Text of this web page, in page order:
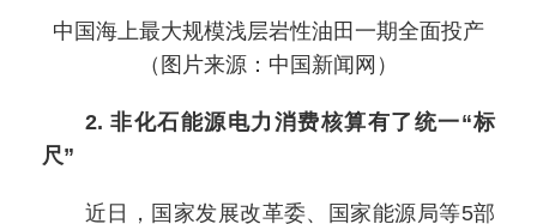
中国海上最大规模浅层岩性油田一期全面投产
（图片来源：中国新闻网）
2. 非化石能源电力消费核算有了统一“标
尺”
近日，国家发展改革委、国家能源局等5部